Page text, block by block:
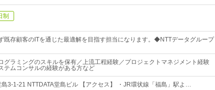
制
既存顧客のITを通じた最適解を目指す担当になります。◆NTTデータグループ
グラミングのスキルを保有／上流工程経験／プロジェクトマネジメント経験
テムコンサルの経験がある方など
3-1-21 NTTDATA堂島ビル 【アクセス】 ・JR環状線「福島」駅よ…